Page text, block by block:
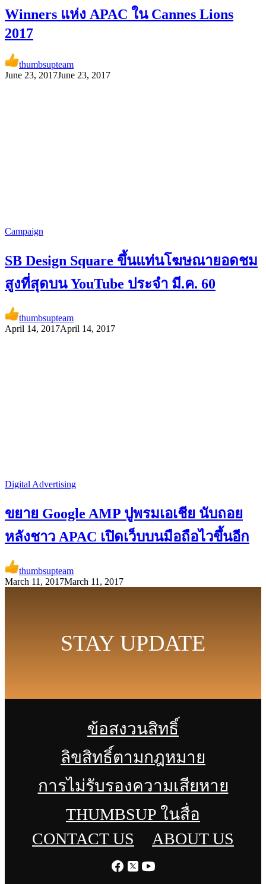
Winners แห่ง APAC ใน Cannes Lions
2017
thumbsupteam
June 23, 2017June 23, 2017
Campaign
SB Design Square ขึ้นแท่นโฆษณายอดชม
สูงที่สุดบน YouTube ประจำ มี.ค. 60
thumbsupteam
April 14, 2017April 14, 2017
Digital Advertising
ขยาย Google AMP ปูพรมเอเชีย นับถอย
หลังชาว APAC เปิดเว็บบนมือถือไวขึ้นอีก
thumbsupteam
March 11, 2017March 11, 2017
STAY UPDATE
ข้อสงวนสิทธิ์
ลิขสิทธิ์ตามกฎหมาย
การไม่รับรองความเสียหาย
THUMBSUP ในสื่อ
CONTACT US
ABOUT US